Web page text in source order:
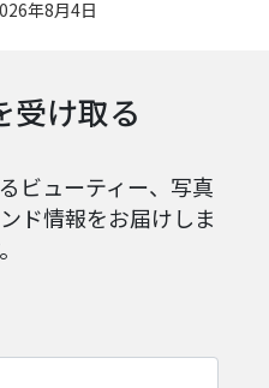
年8月4日
受け取る
ビューティー、写真
ド情報をお届けしま